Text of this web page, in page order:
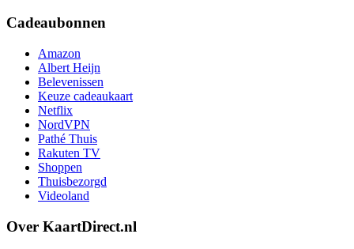
Cadeaubonnen
Amazon
Albert Heijn
Belevenissen
Keuze cadeaukaart
Netflix
NordVPN
Pathé Thuis
Rakuten TV
Shoppen
Thuisbezorgd
Videoland
Over KaartDirect.nl